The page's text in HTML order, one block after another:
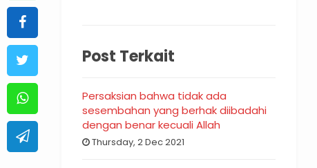
Post Terkait
Persaksian bahwa tidak ada
sesembahan yang berhak diibadahi
dengan benar kecuali Allah
Thursday, 2 Dec 2021